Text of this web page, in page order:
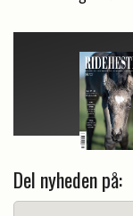
Del nyheden på: